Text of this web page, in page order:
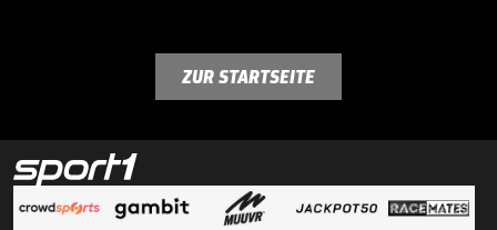
ZUR STARTSEITE